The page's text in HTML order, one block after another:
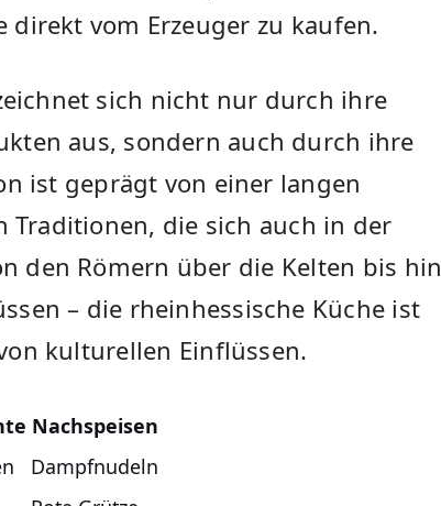
‌vom Erzeuger⁣ zu⁢ kaufen.
sich nicht nur durch ihre
aus, sondern auch durch ihre
ist geprägt von einer langen
Traditionen, die sich⁢ auch in​ der
den‍ Römern über die ⁣Kelten bis ⁣hin
‍– die rheinhessische Küche ⁢ist‌
‌kulturellen ⁤Einflüssen.
Nachspeisen
Dampfnudeln